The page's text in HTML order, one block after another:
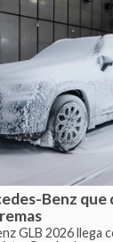
Benz que
GLB 2026 llega